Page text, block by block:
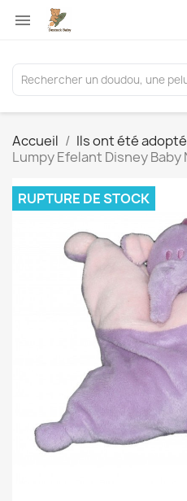

Accueil Ils ont été
Lumpy Efelant Disney
RUPTURE DE STOCK